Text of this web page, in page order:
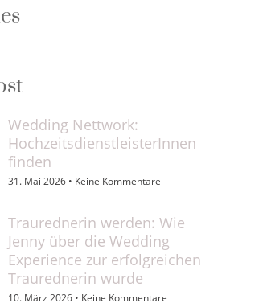
Wedding Nettwork:
HochzeitsdienstleisterInnen
finden
31. Mai 2026 Keine Kommentare
Traurednerin werden: Wie
Jenny über die Wedding
Experience zur erfolgreichen
Traurednerin wurde
10. März 2026 Keine Kommentare